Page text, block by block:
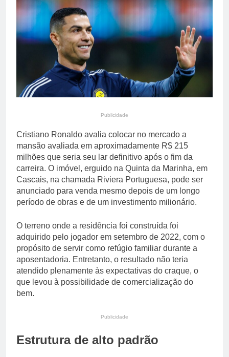
primária em relatório do
Departamento de Estado
4 Dias Ago
Streaming em julho: os
10 filmes mais
comentados do mês
4 Dias Ago
Publicidade
Cristiano Ronaldo avalia colocar no mercado a
mansão avaliada em aproximadamente R$ 215
milhões que seria seu lar definitivo após o fim da
carreira. O imóvel, erguido na Quinta da Marinha, em
Cascais, na chamada Riviera Portuguesa, pode ser
anunciado para venda mesmo depois de um longo
período de obras e de um investimento milionário.
O terreno onde a residência foi construída foi
adquirido pelo jogador em setembro de 2022, com o
propósito de servir como refúgio familiar durante a
aposentadoria. Entretanto, o resultado não teria
atendido plenamente às expectativas do craque, o
que levou à possibilidade de comercialização do
bem.
Publicidade
Estrutura de alto padrão